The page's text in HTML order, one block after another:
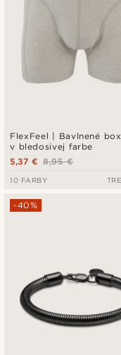
FlexFeel | Bavlnené
v bledosivej farbe
8,95 €
5,37 €
10 FARBY
-40%